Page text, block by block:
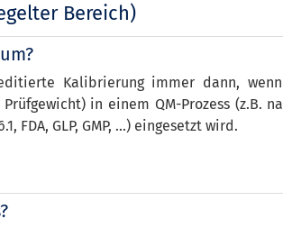
Bereich)
Kalibrierung immer dann,
in einem QM-Prozess (z.B.
FDA, GLP, GMP, ...) eingesetzt wird.